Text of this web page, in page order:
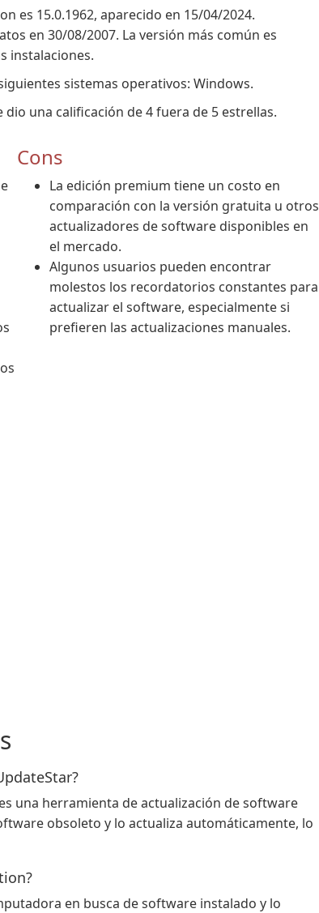
es 15.0.1962, aparecido en 15/04/2024.
en 30/08/2007. La versión más común es
instalaciones.
sistemas operativos: Windows.
una calificación de 4 fuera de 5 estrellas.
Cons
La edición premium tiene un costo en
comparación con la versión gratuita u otros
actualizadores de software disponibles en
el mercado.
Algunos usuarios pueden encontrar
molestos los recordatorios constantes para
actualizar el software, especialmente si
prefieren las actualizaciones manuales.
una herramienta de actualización de software
obsoleto y lo actualiza automáticamente, lo
en busca de software instalado y lo